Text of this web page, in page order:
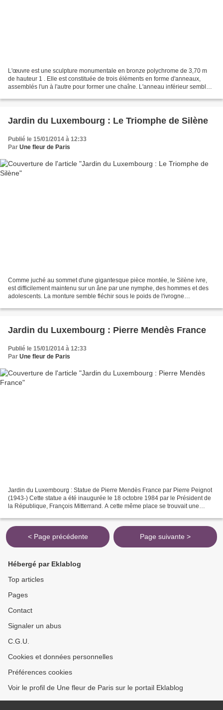
L'œuvre est une sculpture monumentale en bronze polychrome de 3,70 m
de hauteur 1 . Elle est constituée de trois éléments en forme d'anneaux,
assemblés l'un à l'autre pour former une chaîne. L'anneau inférieur semble à
Jardin du Luxembourg : Le Triomphe de Silène
Publié le 15/01/2014 à 12:33
Par Une fleur de Paris
Comme juché au sommet d'une gigantesque pièce montée, le Silène ivre,
est difficilement maintenu sur un âne par une nymphe, des hommes et des
adolescents. La monture semble fléchir sous le poids de l'ivrogne
Jardin du Luxembourg : Pierre Mendès France
Publié le 15/01/2014 à 12:33
Par Une fleur de Paris
Jardin du Luxembourg : Statue de Pierre Mendès France par Pierre Peignot
(1943-) Cette statue a été inaugurée le 18 octobre 1984 par le Président de
la République, François Mitterrand. A cette même place se trouvait une
< Page précédente Page suivante >
Hébergé par Eklablog
Top articles
Pages
Contact
Signaler un abus
C.G.U.
Cookies et données personnelles
Préférences cookies
Voir le profil de Une fleur de Paris sur le portail Eklablog